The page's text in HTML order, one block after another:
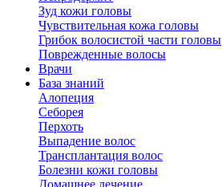
Зуд кожи головы
Чувствительная кожа головы
Грибок волосистой части головы
Поврежденные волосы
Врачи
База знаний
Алопеция
Себорея
Перхоть
Выпадение волос
Трансплантация волос
Болезни кожи головы
Домашнее лечение